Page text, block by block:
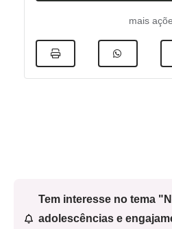
mais
Tem interesse no tema
adolescências e